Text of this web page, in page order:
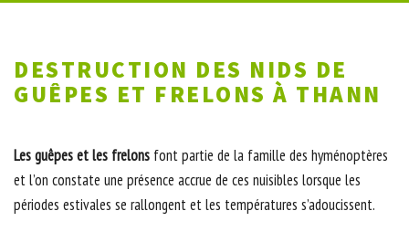
DESTRUCTION DES NIDS DE
GUÊPES ET FRELONS À THANN
Les guêpes et les frelons font partie de la famille des hyménoptères
et l’on constate une présence accrue de ces nuisibles lorsque les
périodes estivales se rallongent et les températures s’adoucissent.